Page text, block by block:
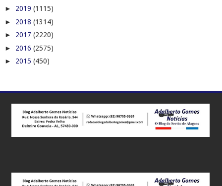
► 2019 (1115)
► 2018 (1314)
► 2017 (2220)
► 2016 (2575)
► 2015 (450)